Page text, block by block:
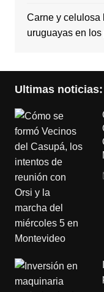
Carne y celulosa
uruguayas en
Ultimas noticias: